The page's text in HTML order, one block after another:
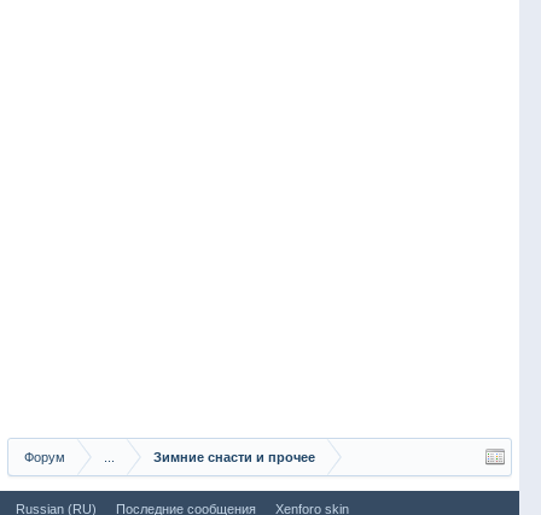
Форум Зимние снасти и прочее
Russian (RU) Последние сообщения Xenforo skin